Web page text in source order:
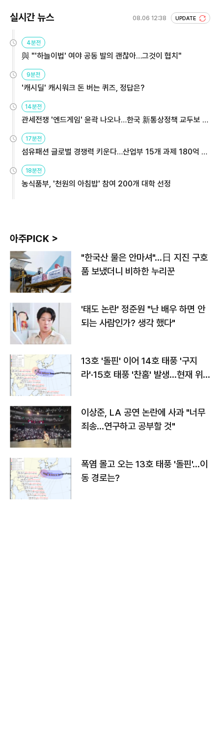
실시간 뉴스 08.06 12:38 UPDATE
4분전
與 "'하늘이법' 여야 공동 발의 괜찮아…그것이 협치"
9분전
'캐시딜' 캐시워크 돈 버는 퀴즈, 정답은?
14분전
관세전쟁 '엔드게임' 윤곽 나오나…한국 新통상정책 교두보 활
용해야
17분전
섬유패션 글로벌 경쟁력 키운다…산업부 15개 과제 180억 지
원
18분전
농식품부, '천원의 아침밥' 참여 200개 대학 선정
아주PICK >
"한국산 물은 안마셔"…日 지진 구호
품 보냈더니 비하한 누리꾼
'태도 논란' 정준원 "난 배우 하면 안
되는 사람인가? 생각 했다"
13호 '돌핀' 이어 14호 태풍 '구지
라'·15호 태풍 '찬홈' 발생…현재 위
이상준, LA 공연 논란에 사과 "너무
죄송…연구하고 공부할 것"
폭염 몰고 오는 13호 태풍 '돌핀'…이
동 경로는?